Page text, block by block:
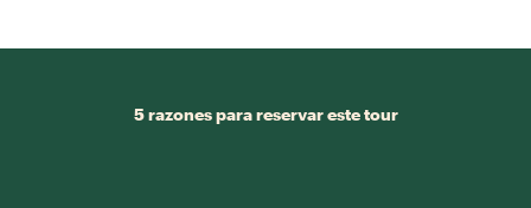
5 razones para reservar este tour